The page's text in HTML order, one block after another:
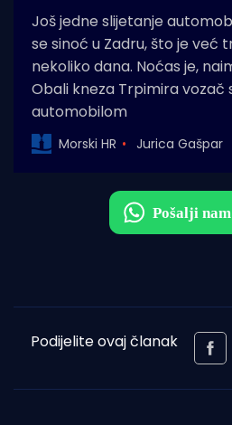
Još jedne slijetanje
se sinoć u Zadru, što je već
nekoliko dana. Noćas je,
Obali kneza Trpimira vozač
automobilom
Morski HR Jurica Gašpar
Podijelite ovaj članak